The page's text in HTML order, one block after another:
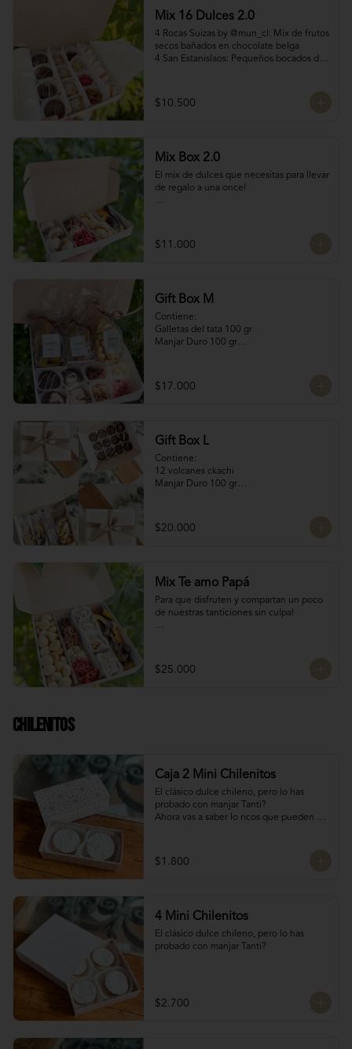
4 Bocados de manjar duro
SI NECESITAS MÁS DE 10 UNIDADES
escríbenos por WhatsApp o Instagram
para confirmar stock (nuestros productos
Mix 16 Dulces 2.0
4 Rocas Suizas by @mun_cl: Mix de frutos
secos bañados en chocolate belga
4 San Estanislaos: Pequeños bocados de
rellenos con manjar blanco
4 Volcanes Ckachi
$10.500
Mix Box 2.0
El mix de dulces que necesitas para llevar
de regalo a una once!
4 Rocas Suizas by @mun_cl: Mix de frutos
secos bañados en chocolate francés
$11.000
Gift Box M
Contiene:
Galletas del tata 100 gr
Manjar Duro 100 gr
4 Rocas Suizas
$17.000
Gift Box L
Contiene:
12 volcanes ckachi
Manjar Duro 100 gr
Naranjitas con chocolate
$20.000
Mix Te amo Papá
Para que disfruten y compartan un poco
de nuestras tanticiones sin culpa!
manjar blanco)
Naranjitas con chocolate 150 gr
$25.000
Chilenitos
Caja 2 Mini Chilenitos
El clásico dulce chileno, pero lo has
probado con manjar Tanti?
Ahora vas a saber lo ricos que pueden
espolvoreados con azúcar flor.
Para dar un dulce especial en estas
$1.800
4 Mini Chilenitos
El clásico dulce chileno, pero lo has
probado con manjar Tanti?
$2.700